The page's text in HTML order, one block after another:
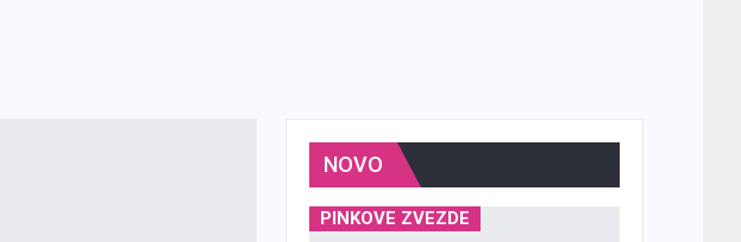
NOVO
PINKOVE ZVEZDE